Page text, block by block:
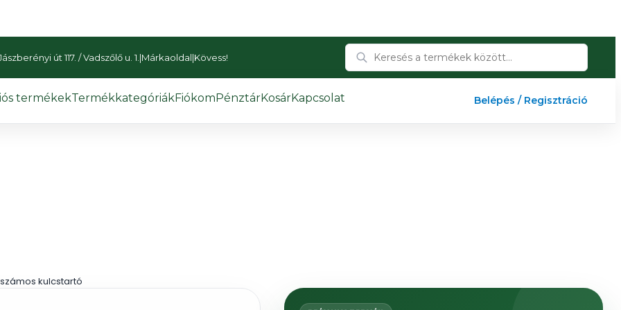
út 117. / Vadszőlő u. 1. |Márkaoldal|Kövess!
termékekTermékkategóriákFiókomPénztárKosárKapcsolat Belépés / Regisztráció
kulcstartó